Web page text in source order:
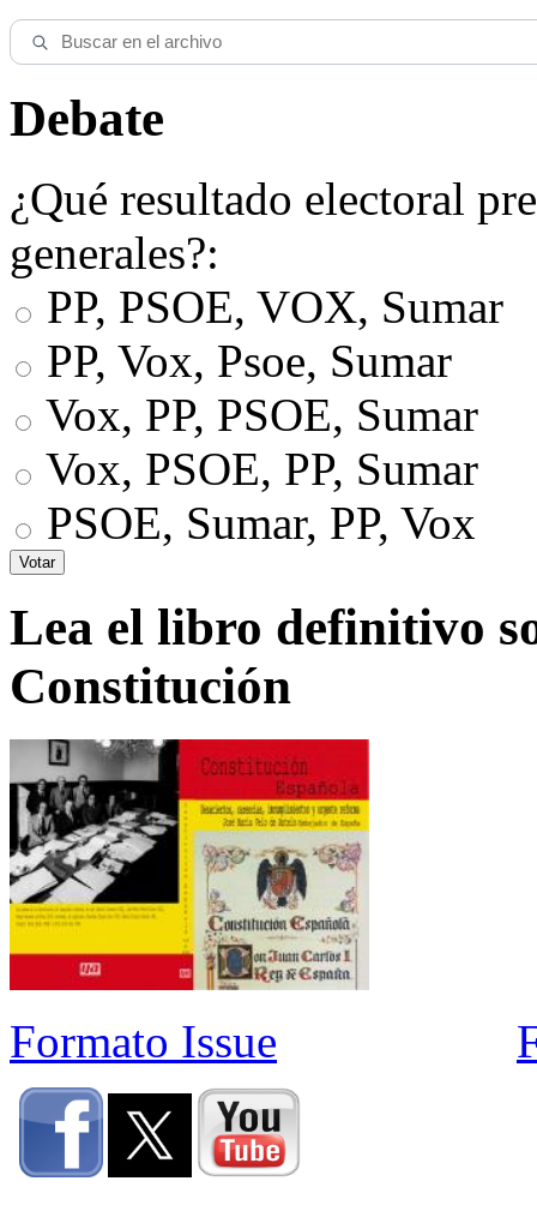
Debate
¿Qué resultado electoral
generales?:
PP, PSOE, VOX, Sumar
PP, Vox, Psoe, Sumar
Vox, PP, PSOE, Sumar
Vox, PSOE, PP, Sumar
PSOE, Sumar, PP, Vox
Lea el libro definitivo
Constitución
Formato Issue